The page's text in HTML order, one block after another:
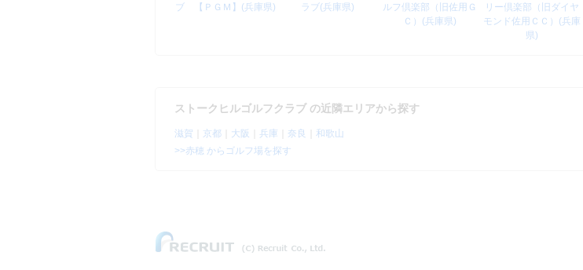
ブ 【ＰＧＭ】(兵庫県)
ラブ(兵庫県)
ルフ倶楽部（旧佐用Ｇ
Ｃ）(兵庫県)
リー倶楽部（旧ダイヤ
モンド佐用ＣＣ）(兵庫
県)
ストークヒルゴルフクラブ の近隣エリアから探す
滋賀 京都 大阪 兵庫 奈良
和歌山
>>赤穂 からゴルフ場を探す